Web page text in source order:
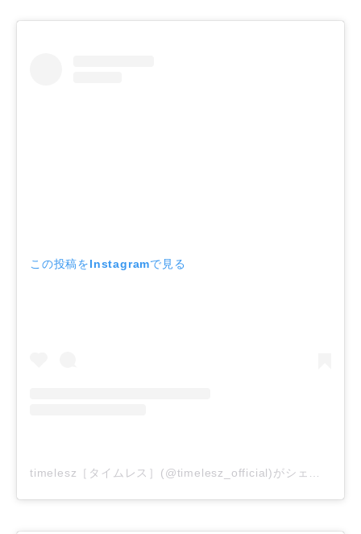
この投稿をInstagramで見る
timelesz［タイムレス］(@timelesz_official)がシェアした投稿